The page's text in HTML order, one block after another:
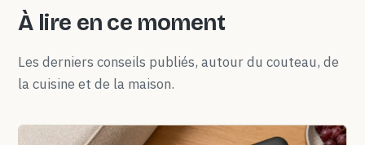
À lire en ce moment
Les derniers conseils publiés, autour du couteau, de
la cuisine et de la maison.